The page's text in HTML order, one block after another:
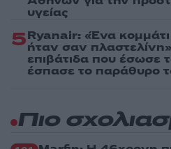
υγείας
5Ryanair: «Ένα
ήταν σαν
επιβάτιδα που έσωσε
έσπασε το παράθυρο
Πιο